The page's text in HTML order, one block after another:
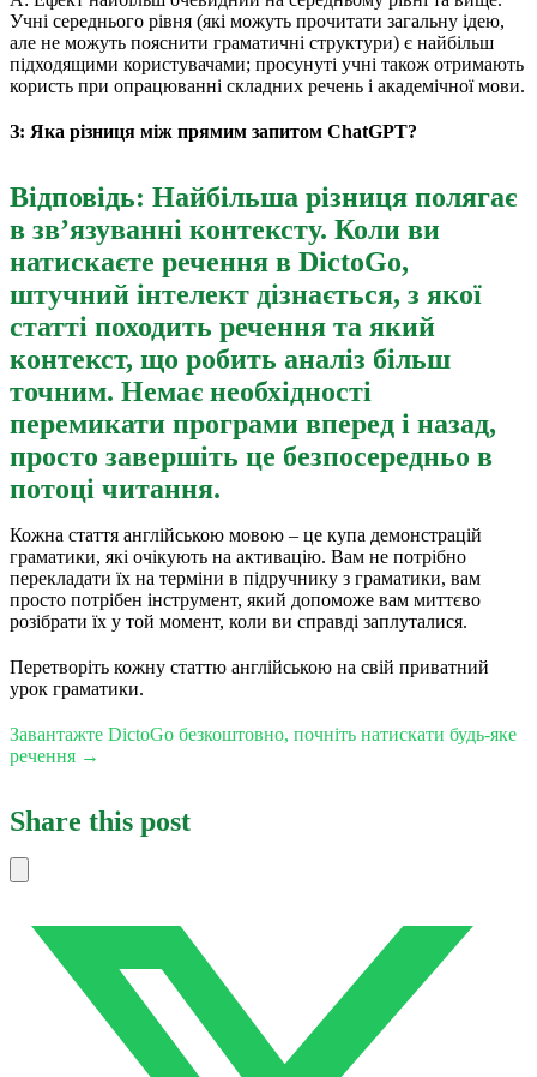
Учні середнього рівня (які можуть прочитати загальну ідею,
але не можуть пояснити граматичні структури) є найбільш
підходящими користувачами; просунуті учні також отримають
користь при опрацюванні складних речень і академічної мови.
З: Яка різниця між прямим запитом ChatGPT?
Відповідь: Найбільша різниця полягає
в зв’язуванні контексту. Коли ви
натискаєте речення в DictoGo,
штучний інтелект дізнається, з якої
статті походить речення та який
контекст, що робить аналіз більш
точним. Немає необхідності
перемикати програми вперед і назад,
просто завершіть це безпосередньо в
потоці читання.
Кожна стаття англійською мовою – це купа демонстрацій
граматики, які очікують на активацію. Вам не потрібно
перекладати їх на терміни в підручнику з граматики, вам
просто потрібен інструмент, який допоможе вам миттєво
розібрати їх у той момент, коли ви справді заплуталися.
Перетворіть кожну статтю англійською на свій приватний
урок граматики.
Завантажте DictoGo безкоштовно, почніть натискати будь-яке
речення →
Share this post